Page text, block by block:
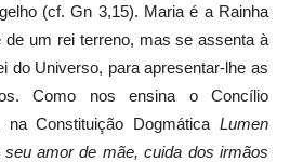
(cf. Gn 3,15). Maria é a Rainha
de um rei terreno, mas se assenta à
do Universo, para apresentar-lhe as
Como nos ensina o Concílio
Constituição Dogmática Lumen
seu amor de mãe, cuida dos irmãos